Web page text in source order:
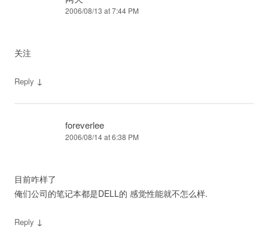
2006/08/13 at 7:44 PM
关注
Reply ↓
foreverlee
2006/08/14 at 6:38 PM
目前咋样了
俺们公司的笔记本都是DELL的 感觉性能就不怎么样.
Reply ↓